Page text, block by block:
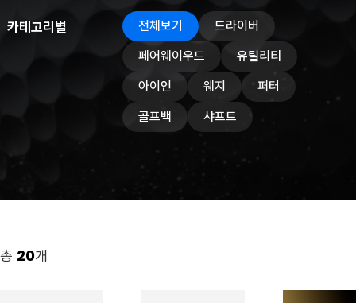
카테고리별 전체보기
드라이버
페어웨이우드
유틸리티
아이언
웨지
퍼터
골프백
샤프트
총 20개